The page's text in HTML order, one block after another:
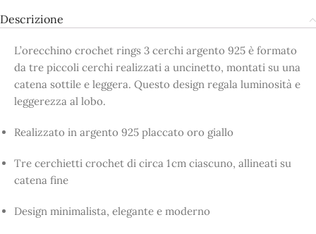
Descrizione
L’orecchino crochet rings 3 cerchi argento 925 è formato
da tre piccoli cerchi realizzati a uncinetto, montati su una
catena sottile e leggera. Questo design regala luminosità e
leggerezza al lobo.
Realizzato in argento 925 placcato oro giallo
Tre cerchietti crochet di circa 1 cm ciascuno, allineati su
catena fine
Design minimalista, elegante e moderno